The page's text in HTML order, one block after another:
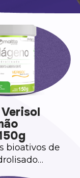
bioativos de